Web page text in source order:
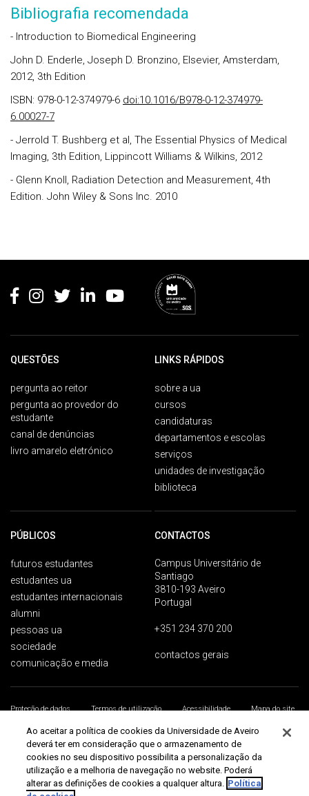
Bibliografia recomendada
- Introduction to Biomedical Engineering
John D. Enderle, Joseph D. Bronzino, Elsevier, Amsterdam,
2012, 3th Edition
ISBN: 978-0-12-374979-6 doi:10.1016/B978-0-12-374979-
6.00027-7
- Jerrold T. Bushberg et al, The Essential Physics of Medical
Imaging, 3th Edition, Lippincott Williams & Wilkins, 2012
- Glenn Knoll, Radiation Detection and Measurement, 4th
Edition. John Wiley & Sons Inc. 2010
QUESTÕES
pergunta ao reitor
pergunta ao provedor do
estudante
canal de denúncias
livro amarelo eletrónico
LINKS RÁPIDOS
sobre a ua
cursos
candidaturas
departamentos e escolas
serviços
unidades de investigação
biblioteca
PÚBLICOS
futuros estudantes
estudantes ua
estudantes internacionais
alumni
pessoas ua
sociedade
comunicação e media
CONTACTOS
Campus Universitário de
Santiago
3810-193 Aveiro
Portugal
+351 234 370 200
contactos gerais
Proteção de dados Termos de utilização Acessibilidade
Mapa do site
Universidade de Aveiro 2026
Ao aceitar a política de cookies da Universidade de Aveiro
deverá ter em consideração que o armazenamento de
cookies no seu dispositivo possibilita a personalização da
utilização e a melhoria de navegação no website. Poderá
alterar as definições de cookies a qualquer altura. Política